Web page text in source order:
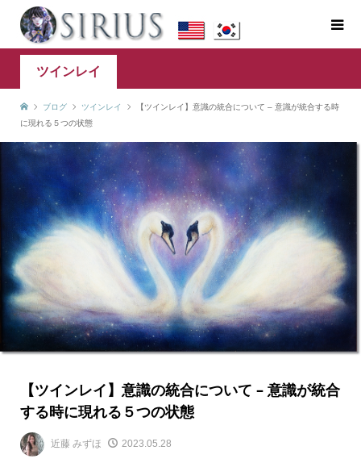
ツインレイ
ブログ ツインレイ
【ツインレイ】意識の統合について – 意識が統合する時
に現れる５つの状態
【ツインレイ】意識の統合について – 意識が統合
する時に現れる５つの状態
近藤 みずほ 2023.05.28